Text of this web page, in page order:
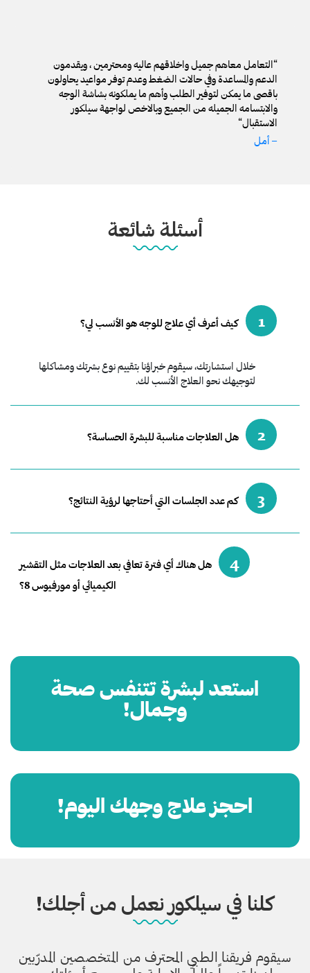
“التعامل معاهم جميل واخلاقهم عاليه ومحترمين ، ويقدمون
الدعم والمساعدة وفي حالات الضغط وعدم توفر مواعيد يحاولون
باقصى ما يمكن لتوفير الطلب وأهم ما يملكونه بشاشة الوجه
والابتسامه الجميله من الجميع وبالاخص لواجهة سيلكور
الاستقبال‎“
– أمل
أسئلة شائعة
1 كيف أعرف أي علاج للوجه هو الأنسب لي؟
خلال استشارتك، سيقوم خبراؤنا بتقييم نوع بشرتك ومشاكلها
لتوجيهك نحو العلاج الأنسب لك.
2 هل العلاجات مناسبة للبشرة الحساسة؟
3 كم عدد الجلسات التي أحتاجها لرؤية النتائج؟
4
هل هناك أي فترة تعافي بعد العلاجات مثل التقشير
الكيميائي أو مورفيوس 8؟
استعد لبشرة تتنفس صحة
وجمال!
احجز علاج وجهك اليوم!
كلنا في سيلكور نعمل من أجلك!
سيقوم فريقنا الطبي المحترف من المتخصصين المدرّبين